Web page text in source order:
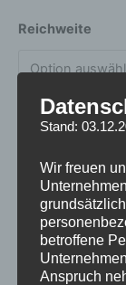
Reichweite
Artikelnummer:
Kategorien:
Schlagwörter:E-
DREIRAD,TRIKE
Stand:
Wir freuen
betroffene
Anspruch